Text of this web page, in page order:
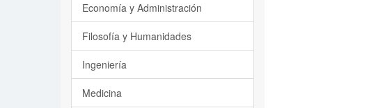
Economía y Administración
Filosofía y Humanidades
Ingeniería
Medicina